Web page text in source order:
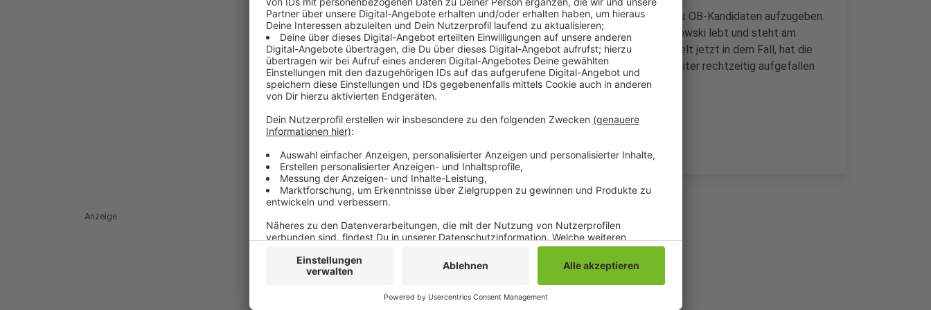
Sie haben versucht, eine falsche Todesanzeige mit den Daten des OB-Kandidaten aufzugeben.
Darin heißt es, er plötzlich und unerwartet gestorben. Doch Wolkowski lebt und steht am
Sonntag zur Wahl. Der Staatsschutz ist eingeschaltet und ermittelt jetzt in dem Fall, hat die
Polizei bestätigt. Die online aufgebene Anzeige ist einem Mitarbeiter rechtzeitig aufgefallen
und nicht gedruckt worden.
Anzeige